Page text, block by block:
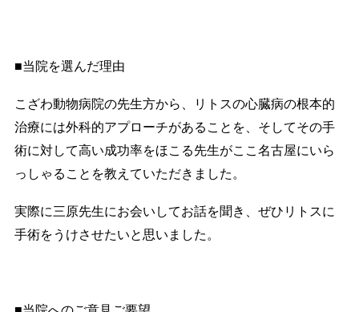
■当院を選んだ理由
こざわ動物病院の先生方から、リトスの心臓病の根本的
治療には外科的アプローチがあることを、そしてその手
術に対して高い成功率をほこる先生がここ名古屋にいら
っしゃることを教えていただきました。
実際に三原先生にお会いしてお話を聞き、ぜひリトスに
手術をうけさせたいと思いました。